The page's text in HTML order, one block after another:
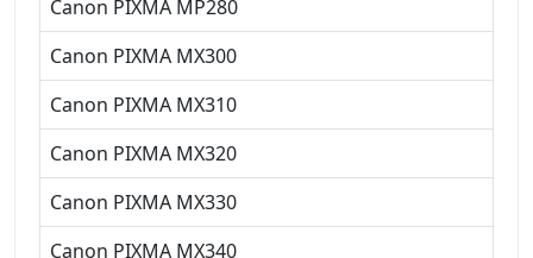
Canon PIXMA MP280
Canon PIXMA MX300
Canon PIXMA MX310
Canon PIXMA MX320
Canon PIXMA MX330
Canon PIXMA MX340